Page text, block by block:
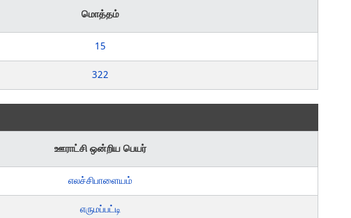
மொத்தம்
15
322
ஊராட்சி ஒன்றிய பெயர்
எலச்சிபாளையம்
எருமப்பட்டி